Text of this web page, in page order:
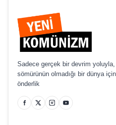
Sadece gerçek bir devrim yoluyla,
sömürünün olmadığı bir dünya
önderlik